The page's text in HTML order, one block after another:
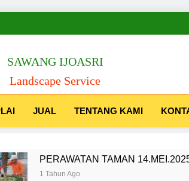
SAWANG IJOASRI
Landscape Service
JUAL TENTANG KAMI
TAMAN 14.MEI.2025